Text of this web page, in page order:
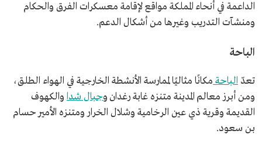
الداعمة في أنحاء المملكة مواقع لإقامة معسكرات الفرق والحكام
ومنشآت التدريب وغيرها من أشكال الدعم.
الباحة
تعدّ الباحة مكانًا مثاليًا لممارسة الأنشطة الخارجية في الهواء الطلق،
ومن أبرز معالم المدينة متنزه غابة رغدان وجبال شدا والكهوف
القديمة وقرية ذي عين الرخامية وشلال الخرار ومتنزه الأمير حسام
بن سعود.